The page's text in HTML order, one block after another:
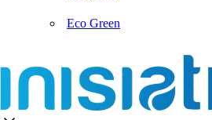
Eco Green